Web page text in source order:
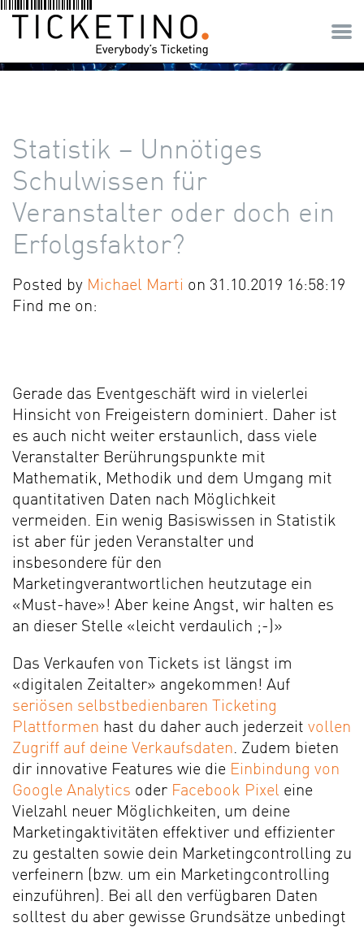
Statistik – Unnötiges
Schulwissen für
Veranstalter oder doch ein
Erfolgsfaktor?
Posted by Michael Marti on 31.10.2019 16:58:19
Find me on:
Gerade das Eventgeschäft wird in vielerlei
Hinsicht von Freigeistern dominiert. Daher ist
es auch nicht weiter erstaunlich, dass viele
Veranstalter Berührungspunkte mit
Mathematik, Methodik und dem Umgang mit
quantitativen Daten nach Möglichkeit
vermeiden. Ein wenig Basiswissen in Statistik
ist aber für jeden Veranstalter und
insbesondere für den
Marketingverantwortlichen heutzutage ein
«Must-have»! Aber keine Angst, wir halten es
an dieser Stelle «leicht verdaulich ;-)»
Das Verkaufen von Tickets ist längst im
«digitalen Zeitalter» angekommen! Auf
seriösen selbstbedienbaren Ticketing
Plattformen hast du daher auch jederzeit vollen
Zugriff auf deine Verkaufsdaten. Zudem bieten
dir innovative Features wie die Einbindung von
Google Analytics oder Facebook Pixel eine
Vielzahl neuer Möglichkeiten, um deine
Marketingaktivitäten effektiver und effizienter
zu gestalten sowie dein Marketingcontrolling zu
verfeinern (bzw. um ein Marketingcontrolling
einzuführen). Bei all den verfügbaren Daten
solltest du aber gewisse Grundsätze unbedingt